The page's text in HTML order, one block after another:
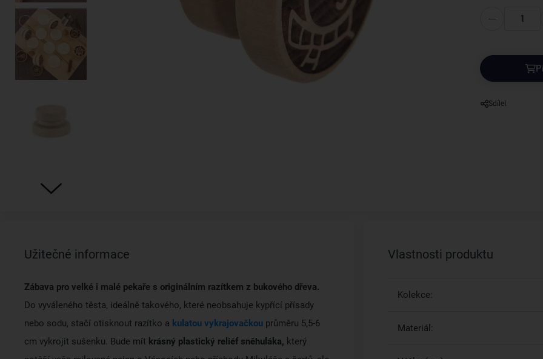
Sdílet
Užitečné informace
Zábava pro velké i malé pekaře s originálním razítkem z bukového dřeva.
Do vyváleného těsta, ideálně takového, které neobsahuje kypřící přísady
nebo sodu, stačí otisknout razítko a kulatou vykrajovačkou průměru 5,5-6
cm vykrojit sušenku. Bude mít krásný plastický reliéf sněhuláka, který
Vlastnosti produktu
Kolekce:
Materiál: